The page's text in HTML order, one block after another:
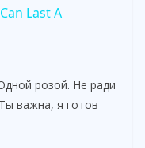
Last A
розой. Не ради
важна, я готов